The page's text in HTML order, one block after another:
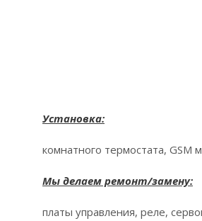
Установка:
комнатного термостата,
Мы делаем ремонт/замену:
платы управления, реле,